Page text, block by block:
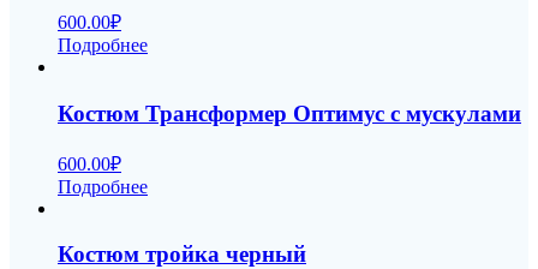
600.00₽
Подробнее
Костюм Трансформер Оптимус с мускулами
600.00₽
Подробнее
Костюм тройка черный